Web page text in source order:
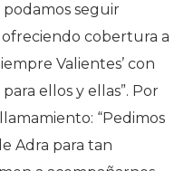
seguir
cobertura a
Valientes’ con
ellos y ellas”. Por
“Pedimos
Adra para tan